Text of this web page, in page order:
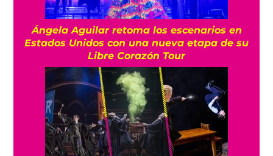
Ángela Aguilar retoma los escenarios en
Estados Unidos con una nueva etapa de su
Libre Corazón Tour